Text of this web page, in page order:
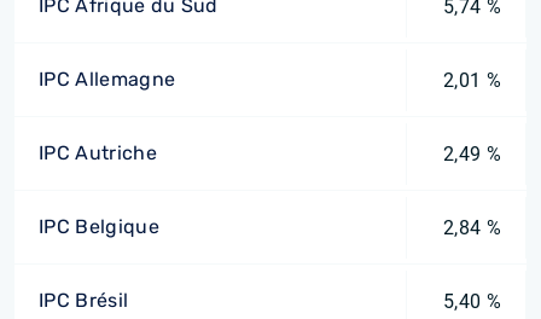
IPC Afrique du Sud 5,74 %
IPC Allemagne 2,01 %
IPC Autriche 2,49 %
IPC Belgique 2,84 %
IPC Brésil 5,40 %